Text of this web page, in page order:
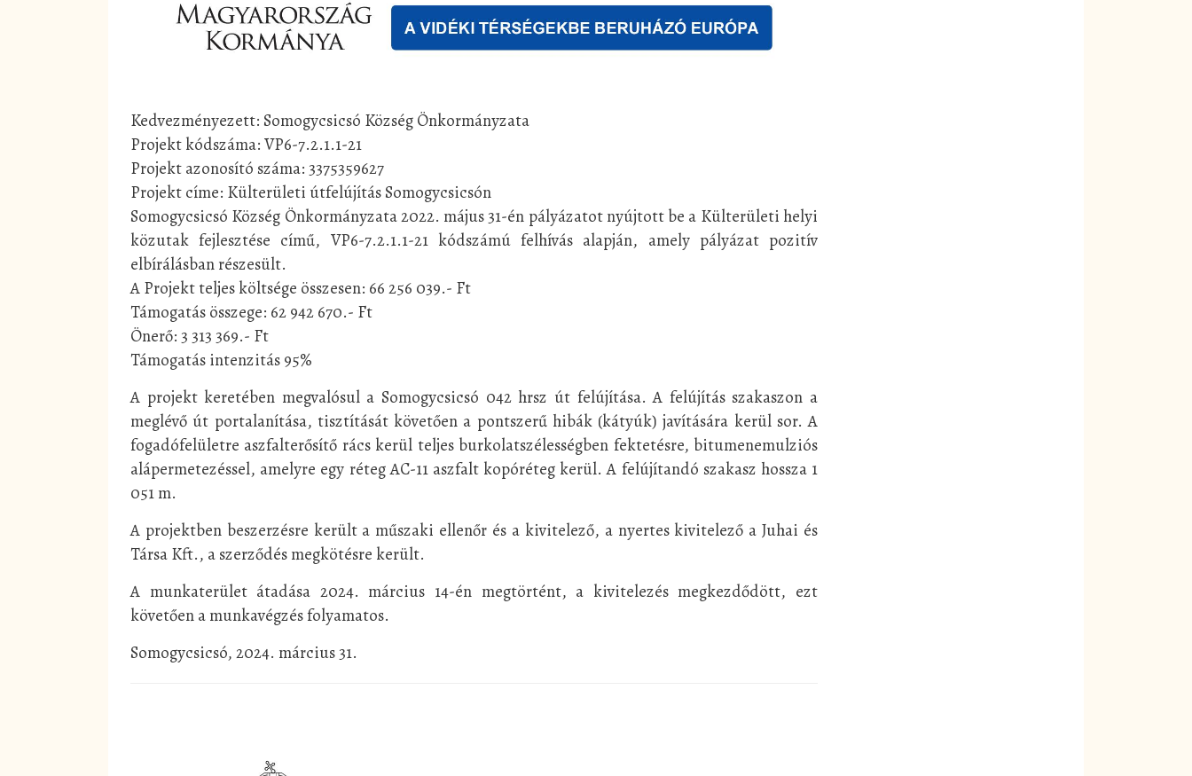
Kedvezményezett: Somogycsicsó Község Önkormányzata
Projekt kódszáma: VP6-7.2.1.1-21
Projekt azonosító száma: 3375359627
Projekt címe: Külterületi útfelújítás Somogycsicsón
Somogycsicsó Község Önkormányzata 2022. május 31-én pályázatot nyújtott be a Külterületi helyi
közutak fejlesztése című, VP6-7.2.1.1-21 kódszámú felhívás alapján, amely pályázat pozitív
elbírálásban részesült.
A Projekt teljes költsége összesen: 66 256 039.- Ft
Támogatás összege: 62 942 670.- Ft
Önerő: 3 313 369.- Ft
Támogatás intenzitás 95%
A projekt keretében megvalósul a Somogycsicsó 042 hrsz út felújítása. A felújítás szakaszon a
meglévő út portalanítása, tisztítását követően a pontszerű hibák (kátyúk) javítására kerül sor. A
fogadófelületre aszfalterősítő rács kerül teljes burkolatszélességben fektetésre, bitumenemulziós
alápermetezéssel, amelyre egy réteg AC-11 aszfalt kopóréteg kerül. A felújítandó szakasz hossza 1
051 m.
A projektben beszerzésre került a műszaki ellenőr és a kivitelező, a nyertes kivitelező a Juhai és
Társa Kft., a szerződés megkötésre került.
A munkaterület átadása 2024. március 14-én megtörtént, a kivitelezés megkezdődött, ezt
követően a munkavégzés folyamatos.
Somogycsicsó, 2024. március 31.